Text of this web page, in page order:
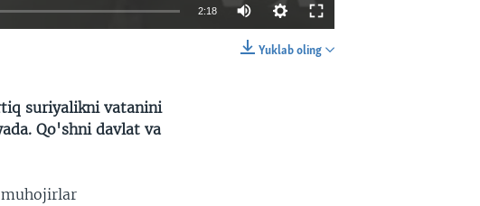
2:18
Yuklab oling
suriyalikni vatanini
Qo'shni davlat va